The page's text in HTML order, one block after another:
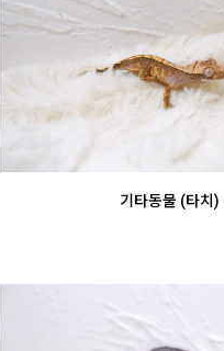
기타동물 (타치)